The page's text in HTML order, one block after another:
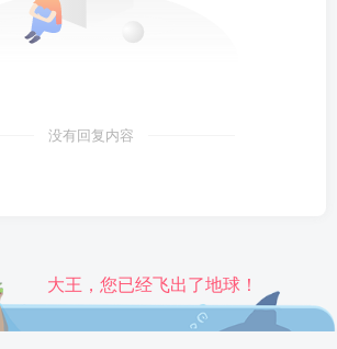
没有回复内容
大王，您已经飞出了地球！